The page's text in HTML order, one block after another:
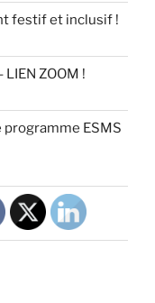
festif et inclusif !
ZOOM !
programme ESMS